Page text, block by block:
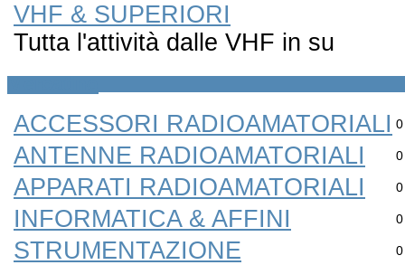
VHF & SUPERIORI
Tutta l'attività dalle VHF in su
Mercatino
ACCESSORI RADIOAMATORIALI 0
ANTENNE RADIOAMATORIALI 0
APPARATI RADIOAMATORIALI 0
INFORMATICA & AFFINI 0
STRUMENTAZIONE 0